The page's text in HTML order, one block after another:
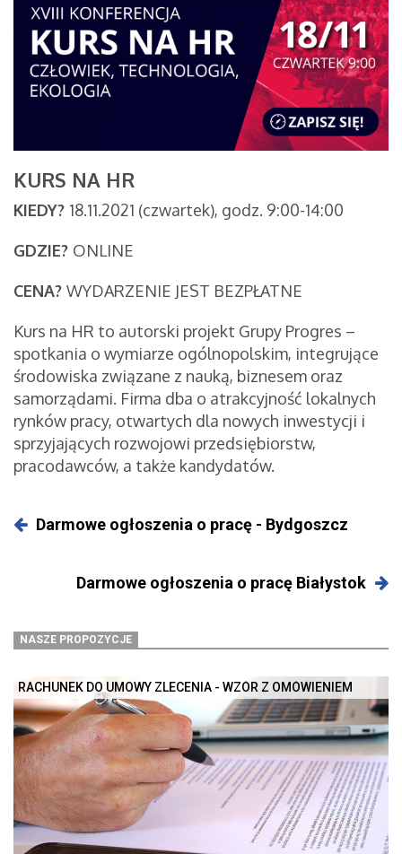
KURS NA HR
KIEDY? 18.11.2021 (czwartek), godz. 9:00-14:00
GDZIE? ONLINE
CENA? WYDARZENIE JEST BEZPŁATNE
Kurs na HR to autorski projekt Grupy Progres –
spotkania o wymiarze ogólnopolskim, integrujące
środowiska związane z nauką, biznesem oraz
samorządami. Firma dba o atrakcyjność lokalnych
rynków pracy, otwartych dla nowych inwestycji i
sprzyjających rozwojowi przedsiębiorstw,
pracodawców, a także kandydatów.
Darmowe ogłoszenia o pracę - Bydgoszcz
Darmowe ogłoszenia o pracę Białystok
NASZE PROPOZYCJE
RACHUNEK DO UMOWY ZLECENIA - WZÓR Z OMÓWIENIEM